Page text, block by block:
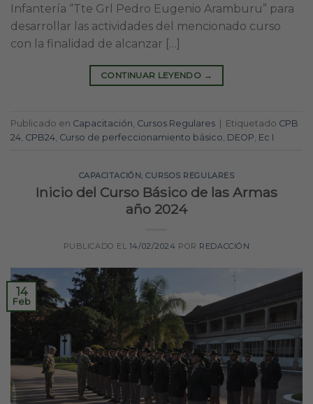
Infantería “Tte Grl Pedro Eugenio Aramburu” para
desarrollar las actividades del mencionado curso
con la finalidad de alcanzar […]
CONTINUAR LEYENDO →
Publicado en Capacitación Cursos Regulares | Etiquetado CPB
24 CPB24 Curso de perfeccionamiento básico DEOP Ec I
CAPACITACIÓN,CURSOS REGULARES
Inicio del Curso Básico de las Armas
año 2024
PUBLICADO EL 14/02/2024 POR REDACCIÓN
14
Feb